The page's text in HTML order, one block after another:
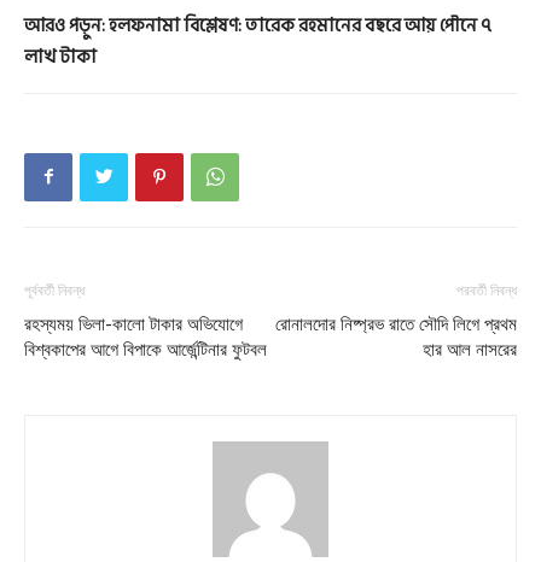
আরও পড়ুন:হলফনামা বিশ্লেষণ:তারেক রহমানের বছরে আয় পৌনে ৭
লাখ টাকা
পূর্ববর্তী নিবন্ধ
রহস্যময় ভিলা-কালো টাকার অভিযোগে
বিশ্বকাপের আগে বিপাকে আর্জেন্টিনার ফুটবল
পরবর্তী নিবন্ধ
রোনালদোর নিষ্প্রভ রাতে সৌদি লিগে প্রথম
হার আল নাসরের